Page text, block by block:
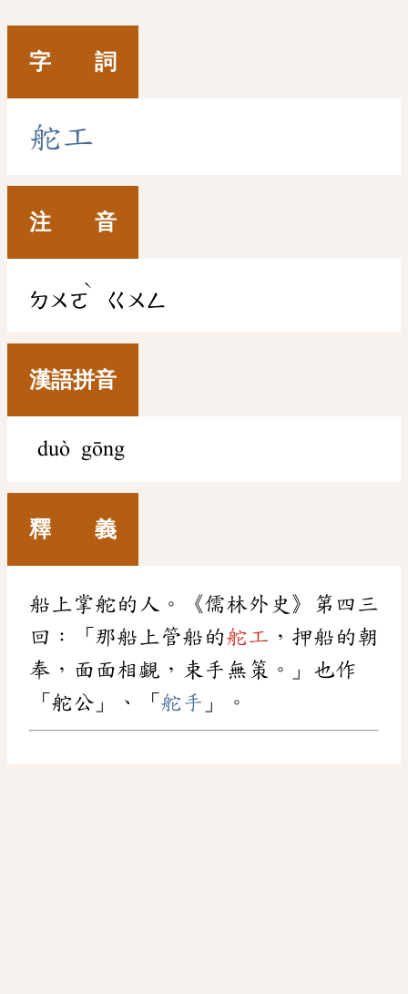
字 詞
舵工
注 音
ㄉㄨㄛ
ˋ
ㄍㄨㄥ
漢語拼音
duò gōng
釋 義
船上掌舵的人。《儒林外史》第四三
回：「那船上管船的舵工 ，押船的朝
奉，面面相覷，束手無策。」也作
「舵公」、「 舵手 」。